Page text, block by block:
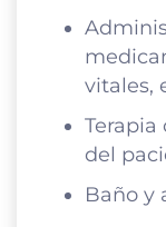
vitales,
del
Baño y